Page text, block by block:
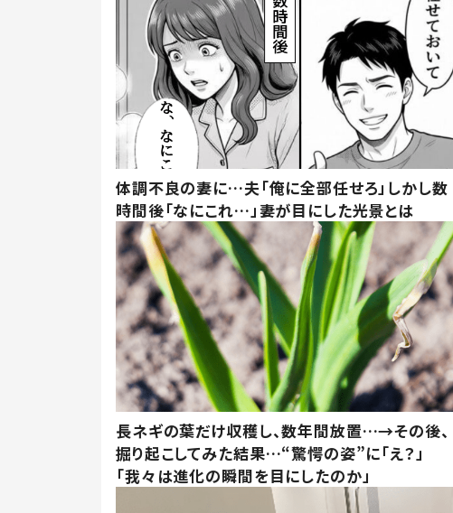
体調不良の妻に…夫「俺に全部任せろ」しかし数
時間後「なにこれ…」妻が目にした光景とは
長ネギの葉だけ収穫し、数年間放置…→その後、
掘り起こしてみた結果…“驚愕の姿”に「え？」
「我々は進化の瞬間を目にしたのか」